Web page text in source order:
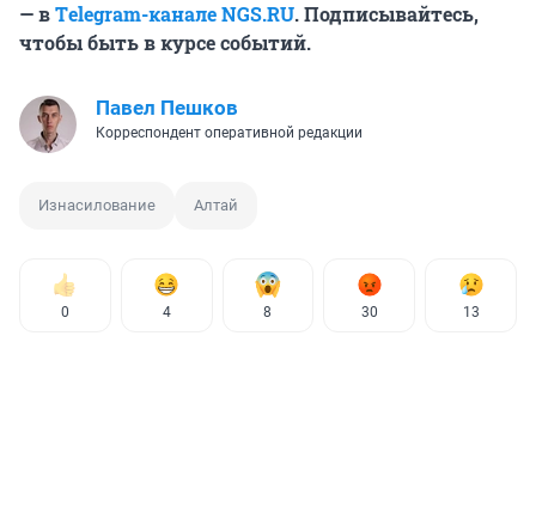
— вТelegram-каналеNGS.RU. Подписывайтесь,
чтобы быть в курсе событий.
Павел Пешков
Корреспондент оперативной редакции
Изнасилование Алтай
0 4 8 30 13